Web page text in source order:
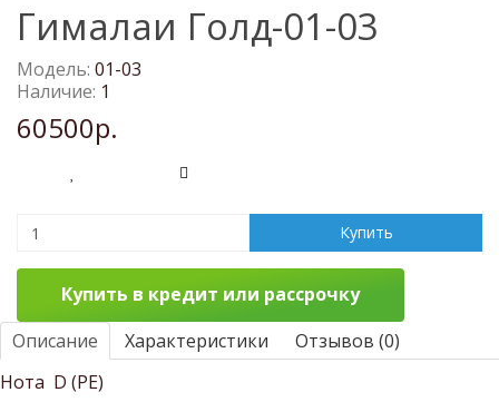
Гималаи Голд-01-03
Модель: 01-03
Наличие: 1
60500р.
Купить
Купить в кредит или рассрочку
Описание
Характеристики
Отзывов (0)
Нота D (РЕ)